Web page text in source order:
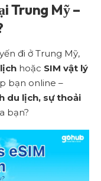
Trung Mỹ –
đi ở Trung Mỹ,
hoặc SIM vật lý
bạn online –
du lịch, sự thoải
bạn?